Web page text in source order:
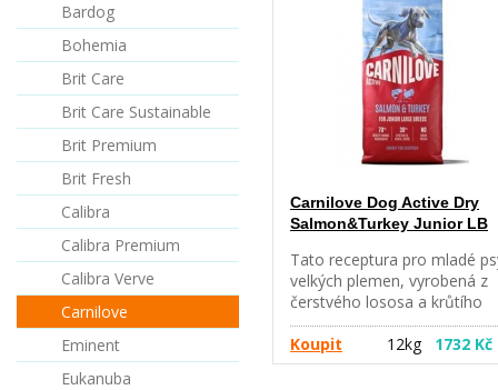
Bardog
Bohemia
Brit Care
Brit Care Sustainable
Brit Premium
Brit Fresh
Calibra
Calibra Premium
Calibra Verve
Carnilove
Eminent
Eukanuba
Carnilove Dog Active Dry
Salmon&Turkey Junior LB
Tato receptura pro mladé
velkých plemen, vyrobená z
čerstvého lososa a krůtího
masa, je navržena tak, aby
podporovala během
období růstu. Tyto vysoce
Koupit 12kg 1732 Kč